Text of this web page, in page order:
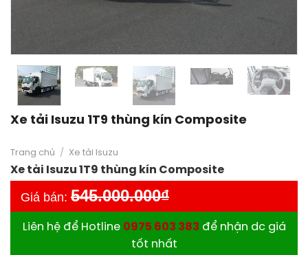
Xe tải Isuzu 1T9 thùng kín Composite
Trang chủ / Xe tải Isuzu
Xe tải Isuzu 1T9 thùng kín Composite
Giá bán: 545.000.000₫
Liên hệ để Hotline 0975 603 383 để nhận dc giá
tốt nhất